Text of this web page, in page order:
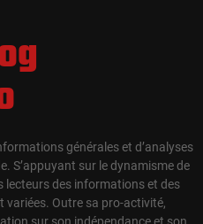
générales et d’analyses
S’appuyant sur le dynamisme de
lecteurs des informations et des
variées. Outre sa pro-activité,
sur son indépendance et son